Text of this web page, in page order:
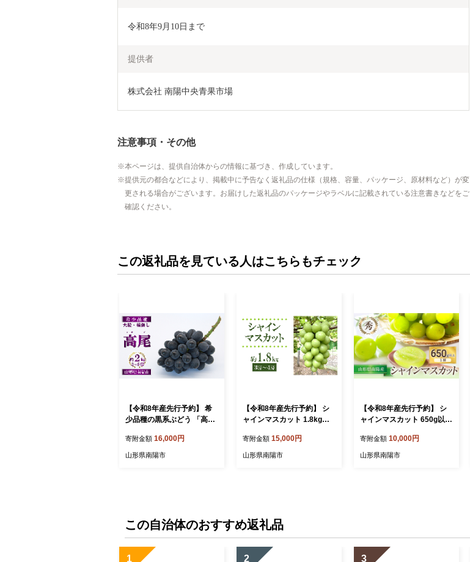
令和8年9月10日まで
提供者
株式会社 南陽中央青果市場
注意事項・その他
本ページは、提供自治体からの情報に基づき、作成しています。
提供元の都合などにより、掲載中に予告なく返礼品の仕様（規格、容量、パッケージ、原材料など）が変
更される場合がございます。お届けした返礼品のパッケージやラベルに記載されている注意書きなどをご
確認ください。
この返礼品を見ている人はこちらもチェック
【令和8年産先行予約】 希
少品種の黒系ぶどう 「高
和8年9月頃～発送》 『南陽
中央青果市場』果物 フルー
寄附金額 16,000円
山形県南陽市
【令和8年産先行予約】 シ
ャインマスカット 1.8kg以
月上旬～発送》 『フナヤマ
農園』 マスカット ぶどう
寄附金額 15,000円
山形県南陽市
【令和8年産先行予約】 シ
ャインマスカット 650g以上
～発送》 『フナヤマ農園』
マスカット ぶどう 果物 フ
寄附金額 10,000円
山形県南陽市
この自治体のおすすめ返礼品
1 2 3